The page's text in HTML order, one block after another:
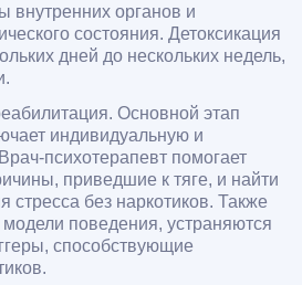
внутренних органов и
состояния. Детоксикация
дней до нескольких недель,
Основной этап
индивидуальную и
психотерапевт помогает
приведшие к тяге, и найти
стресса без наркотиков. Также
поведения, устраняются
способствующие